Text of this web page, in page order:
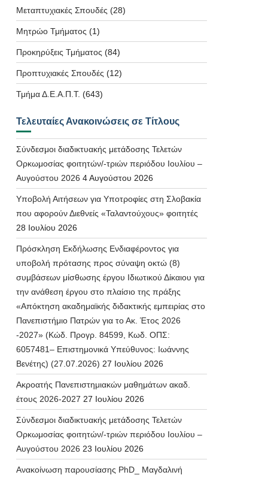
Μεταπτυχιακές Σπουδές (28)
Μητρώο Τμήματος (1)
Προκηρύξεις Τμήματος (84)
Προπτυχιακές Σπουδές (12)
Τμήμα Δ.Ε.Α.Π.Τ. (643)
Τελευταίες Ανακοινώσεις σε Τίτλους
Σύνδεσμοι διαδικτυακής μετάδοσης Τελετών
Ορκωμοσίας φοιτητών/-τριών περιόδου Ιουλίου –
Αυγούστου 2026 4 Αυγούστου 2026
Υποβολή Αιτήσεων για Υποτροφίες στη Σλοβακία
που αφορούν Διεθνείς «Ταλαντούχους» φοιτητές
28 Ιουλίου 2026
Πρόσκληση Εκδήλωσης Ενδιαφέροντος για
υποβολή πρότασης προς σύναψη οκτώ (8)
συμβάσεων μίσθωσης έργου Ιδιωτικού Δίκαιου για
την ανάθεση έργου στο πλαίσιο της πράξης
«Απόκτηση ακαδημαϊκής διδακτικής εμπειρίας στο
Πανεπιστήμιο Πατρών για το Ακ. Έτος 2026
-2027» (Κώδ. Προγρ. 84599, Κωδ. ΟΠΣ:
6057481– Επιστημονικά Υπεύθυνος: Ιωάννης
Βενέτης) (27.07.2026) 27 Ιουλίου 2026
Ακροατής Πανεπιστημιακών μαθημάτων ακαδ.
έτους 2026-2027 27 Ιουλίου 2026
Σύνδεσμοι διαδικτυακής μετάδοσης Τελετών
Ορκωμοσίας φοιτητών/-τριών περιόδου Ιουλίου –
Αυγούστου 2026 23 Ιουλίου 2026
Ανακοίνωση παρουσίασης PhD_ Μαγδαλινή